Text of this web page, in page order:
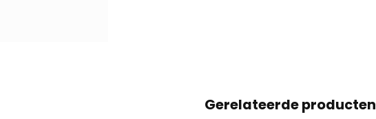
Gerelateerde producten